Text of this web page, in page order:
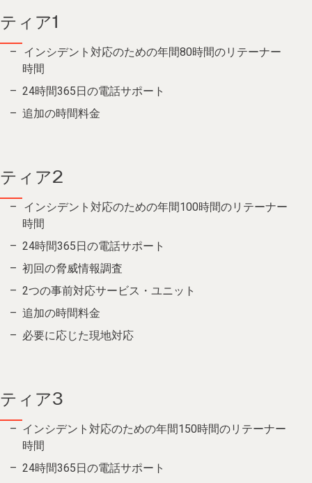
ティア1
インシデント対応のための年間80時間のリテーナー
時間
24時間365日の電話サポート
追加の時間料金
ティア2
インシデント対応のための年間100時間のリテーナー
時間
24時間365日の電話サポート
初回の脅威情報調査
2つの事前対応サービス・ユニット
追加の時間料金
必要に応じた現地対応
ティア3
インシデント対応のための年間150時間のリテーナー
時間
24時間365日の電話サポート